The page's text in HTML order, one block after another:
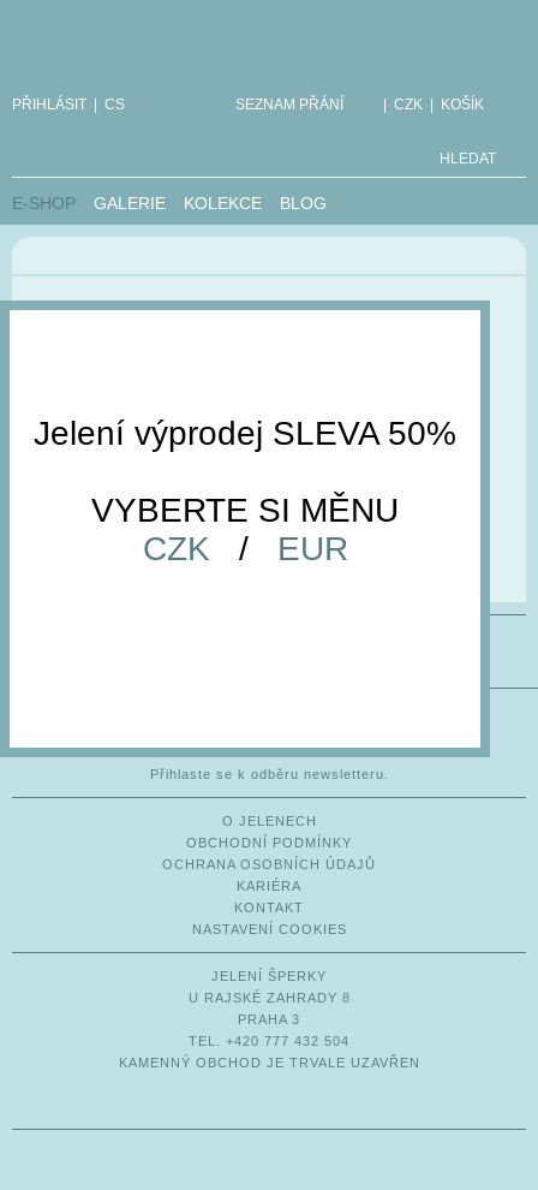
PŘIHLÁSIT CS SEZNAM PŘÁNÍ CZK KOŠÍK
HLEDAT
E-SHOP GALERIE KOLEKCE BLOG
Jelení výprodej SLEVA 50%
VYBERTE SI MĚNU
CZK / EUR
bylo neúspěšné
Omlouváme se, aktuálně
není v nabídce.
Přihlaste se k odběru newsletteru.
O JELENECH
OBCHODNÍ PODMÍNKY
OCHRANA OSOBNÍCH ÚDAJŮ
KARIÉRA
KONTAKT
NASTAVENÍ COOKIES
JELENÍ ŠPERKY
U RAJSKÉ ZAHRADY 8
PRAHA 3
TEL. +420 777 432 504
KAMENNÝ OBCHOD JE TRVALE UZAVŘEN